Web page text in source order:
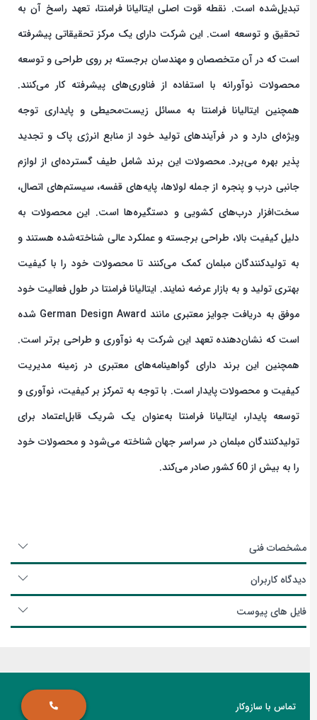
تبدیل‌شده است. نقطه قوت اصلی ایتالیانا فرامنتا، تعهد راسخ آن به
تحقیق و توسعه است. این شرکت دارای یک مرکز تحقیقاتی پیشرفته
است که در آن متخصصان و مهندسان برجسته بر روی طراحی و توسعه
محصولات نوآورانه با استفاده از فناوری‌های پیشرفته کار می‌کنند.
همچنین ایتالیانا فرامنتا به مسائل زیست‌محیطی و پایداری توجه
ویژه‌ای دارد و در فرآیندهای تولید خود از منابع انرژی پاک و تجدید
پذیر بهره می‌برد. محصولات این برند شامل طیف گسترده‌ای از لوازم
جانبی درب و پنجره از جمله لولاها، پایه‌های قفسه، سیستم‌های اتصال،
سخت‌افزار درب‌های کشویی و دستگیره‌ها است. این محصولات به
دلیل کیفیت بالا، طراحی برجسته و عملکرد عالی شناخته‌شده هستند و
به تولیدکنندگان مبلمان کمک می‌کنند تا محصولات خود را با کیفیت
بهتری تولید و به بازار عرضه نمایند. ایتالیانا فرامنتا در طول فعالیت خود
موفق به دریافت جوایز معتبری مانند German Design Award شده
است که نشان‌دهنده تعهد این شرکت به نوآوری و طراحی برتر است.
همچنین این برند دارای گواهینامه‌های معتبری در زمینه مدیریت
کیفیت و محصولات پایدار است. با توجه به تمرکز بر کیفیت، نوآوری و
توسعه پایدار، ایتالیانا فرامنتا به‌عنوان یک شریک قابل‌اعتماد برای
تولیدکنندگان مبلمان در سراسر جهان شناخته می‌شود و محصولات خود
را به بیش از 60 کشور صادر می‌کند.
مشخصات فنی
دیدگاه کاربران
فایل های پیوست
تماس با سازوکار